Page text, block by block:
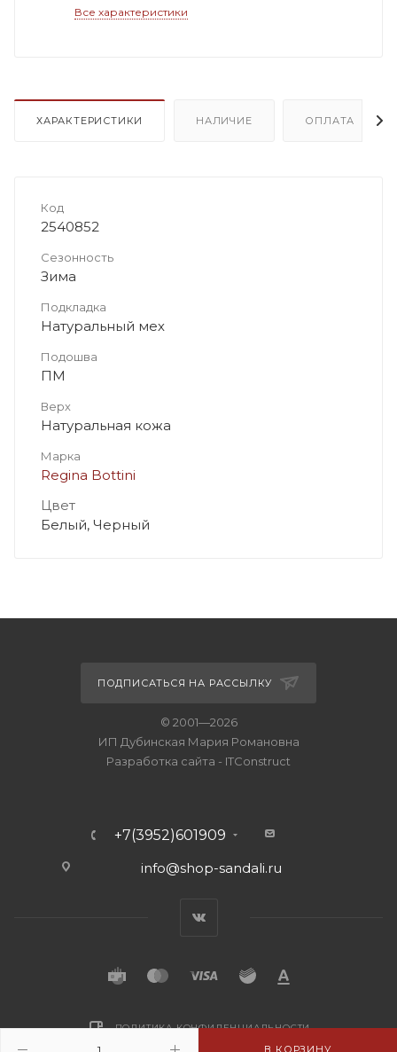
В КОРЗИНУ
Все характеристики
ХАРАКТЕРИСТИКИ НАЛИЧИЕ ОПЛАТА
Код
2540852
Сезонность
Зима
Подкладка
Натуральный мех
Подошва
ПМ
Верх
Натуральная кожа
Марка
Regina Bottini
Цвет
Белый, Черный
ПОДПИСАТЬСЯ НА РАССЫЛКУ
© 2001—2026
ИП Дубинская Мария Романовна
Разработка сайта - ITConstruct
+7(3952)601909
info@shop-sandali.ru
ПОЛИТИКА КОНФИДЕНЦИАЛЬНОСТИ